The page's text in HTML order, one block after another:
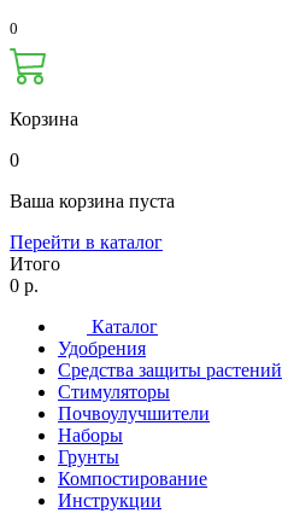
0
Корзина
0
Ваша корзина пуста
Перейти в каталог
Итого
0 р.
Каталог
Удобрения
Средства защиты растений
Стимуляторы
Почвоулучшители
Наборы
Грунты
Компостирование
Инструкции